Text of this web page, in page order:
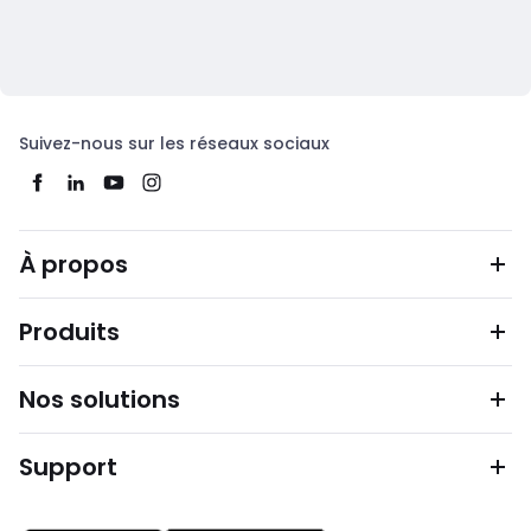
Suivez-nous sur les réseaux sociaux
À propos
Produits
Nos solutions
Support